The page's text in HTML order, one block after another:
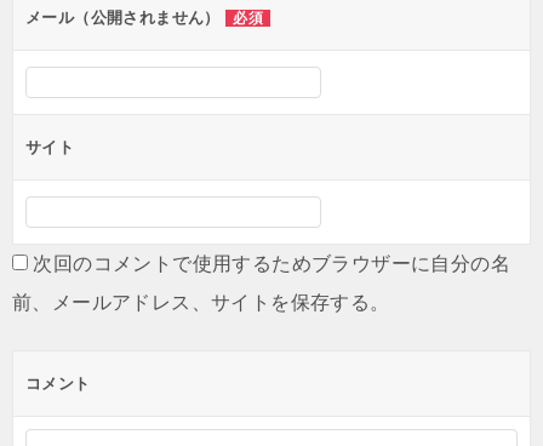
ョ
ン
メール（公開されません） 必須
サイト
次回のコメントで使用するためブラウザーに自分の名
前、メールアドレス、サイトを保存する。
コメント